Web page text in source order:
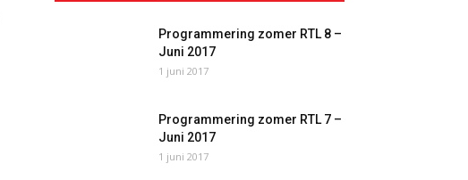
Programmering zomer RTL 8 –
Juni 2017
1 juni 2017
Programmering zomer RTL 7 –
Juni 2017
1 juni 2017